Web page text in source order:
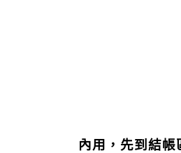
內用，先到結帳